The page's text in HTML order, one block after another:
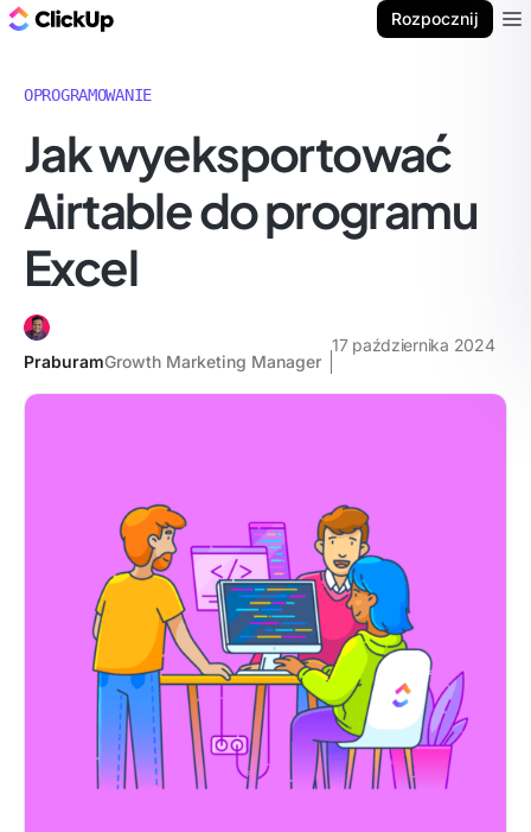
Rozpocznij
OPROGRAMOWANIE
Jak wyeksportować
Airtable do programu
Excel
PraburamGrowth Marketing Manager
17 października 2024